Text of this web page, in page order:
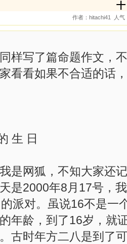
作者：hitachi41 人气
写了篇命题作文，
看看如果不合适的话
生 日
是网狐，不知大家还
是2000年8月17号，
派对。虽说16不是一
年龄，到了16岁，就
古时年方二八是到了